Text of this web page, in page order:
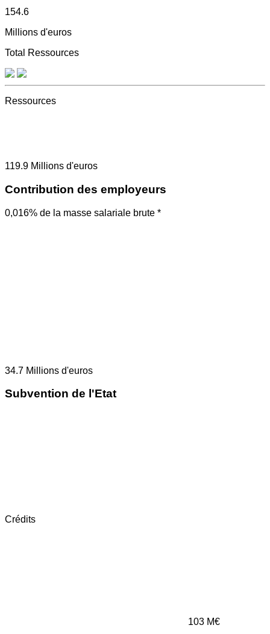
154.6
Millions d'euros
Total Ressources
Ressources
119.9 Millions d'euros
Contribution des employeurs
0,016% de la masse salariale brute *
34.7 Millions d'euros
Subvention de l'Etat
Crédits
103 M€